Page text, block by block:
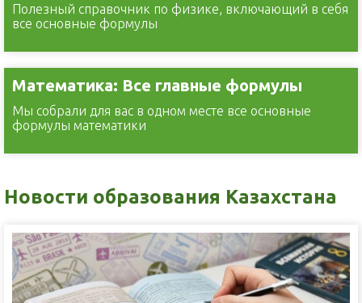
Полезный справочник по физике, включающий в себя
все основные формулы
Математика: Все главные формулы
Мы собрали для вас в одном месте все основные
формулы математики
Новости образования Казахстана